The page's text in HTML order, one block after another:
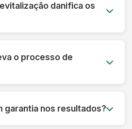
o que é possível restaurar
danifica os
das roupas, sempre
de cada material.
o processo de
precisar de um tempo
o melhor resultado.
garantia nos resultados?